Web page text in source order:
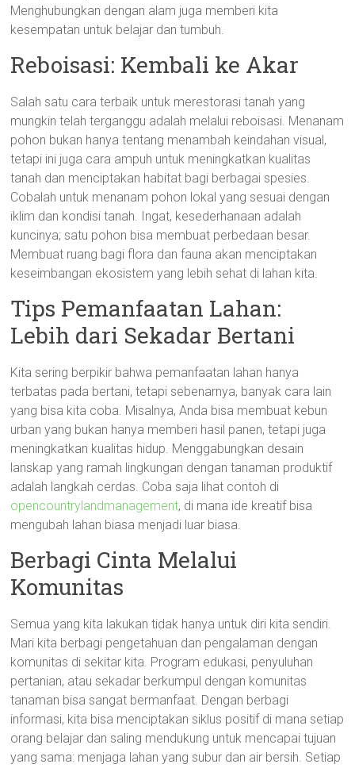
Menghubungkan dengan alam juga memberi kita
kesempatan untuk belajar dan tumbuh.
Reboisasi: Kembali ke Akar
Salah satu cara terbaik untuk merestorasi tanah yang
mungkin telah terganggu adalah melalui reboisasi. Menanam
pohon bukan hanya tentang menambah keindahan visual,
tetapi ini juga cara ampuh untuk meningkatkan kualitas
tanah dan menciptakan habitat bagi berbagai spesies.
Cobalah untuk menanam pohon lokal yang sesuai dengan
iklim dan kondisi tanah. Ingat, kesederhanaan adalah
kuncinya; satu pohon bisa membuat perbedaan besar.
Membuat ruang bagi flora dan fauna akan menciptakan
keseimbangan ekosistem yang lebih sehat di lahan kita.
Tips Pemanfaatan Lahan:
Lebih dari Sekadar Bertani
Kita sering berpikir bahwa pemanfaatan lahan hanya
terbatas pada bertani, tetapi sebenarnya, banyak cara lain
yang bisa kita coba. Misalnya, Anda bisa membuat kebun
urban yang bukan hanya memberi hasil panen, tetapi juga
meningkatkan kualitas hidup. Menggabungkan desain
lanskap yang ramah lingkungan dengan tanaman produktif
adalah langkah cerdas. Coba saja lihat contoh di
opencountrylandmanagement, di mana ide kreatif bisa
mengubah lahan biasa menjadi luar biasa.
Berbagi Cinta Melalui
Komunitas
Semua yang kita lakukan tidak hanya untuk diri kita sendiri.
Mari kita berbagi pengetahuan dan pengalaman dengan
komunitas di sekitar kita. Program edukasi, penyuluhan
pertanian, atau sekadar berkumpul dengan komunitas
tanaman bisa sangat bermanfaat. Dengan berbagi
informasi, kita bisa menciptakan siklus positif di mana setiap
orang belajar dan saling mendukung untuk mencapai tujuan
yang sama: menjaga lahan yang subur dan air bersih. Setiap